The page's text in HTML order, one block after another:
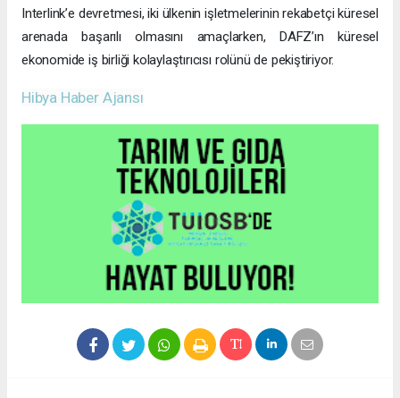
Interlink’e devretmesi, iki ülkenin işletmelerinin rekabetçi küresel
arenada başarılı olmasını amaçlarken, DAFZ’ın küresel
ekonomide iş birliği kolaylaştırıcısı rolünü de pekiştiriyor.
Hibya Haber Ajansı